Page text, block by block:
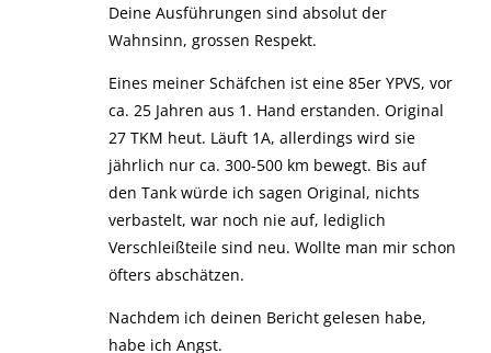
Deine Ausführungen sind absolut der
Wahnsinn, grossen Respekt.
Eines meiner Schäfchen ist eine 85er YPVS, vor
ca. 25 Jahren aus 1. Hand erstanden. Original
27 TKM heut. Läuft 1A, allerdings wird sie
jährlich nur ca. 300-500 km bewegt. Bis auf
den Tank würde ich sagen Original, nichts
verbastelt, war noch nie auf, lediglich
Verschleißteile sind neu. Wollte man mir schon
öfters abschätzen.
Nachdem ich deinen Bericht gelesen habe,
habe ich Angst.